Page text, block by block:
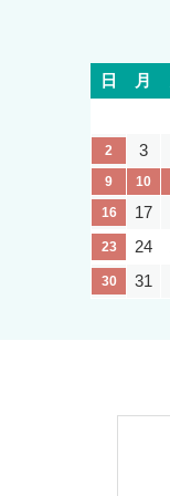
日 月
2 3
9
10
16
17
23 24
30 31